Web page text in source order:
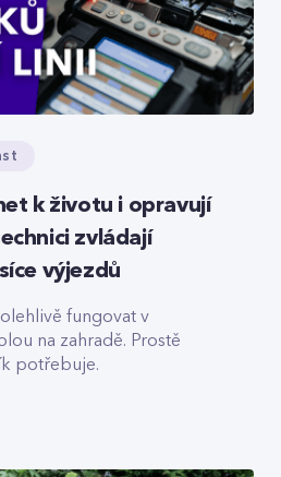
k životu i opravují
zvládají
výjezdů
fungovat v
na zahradě. Prostě
potřebuje.